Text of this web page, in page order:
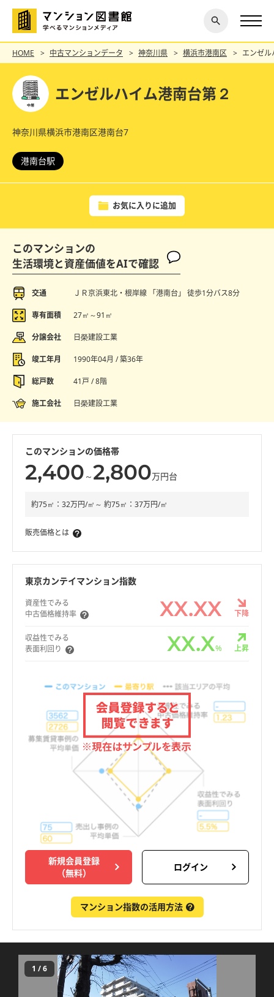
探す
閉じ
る
HOME 中古マンションデータ 神奈川県 横浜市港南区 エンゼ
エンゼルハイム港南台第２
神奈川県横浜市港南区港南台7
港南台駅
お気に入りに追加
このマンションの
生活環境と資産価値をAIで確認
交通 ＪＲ京浜東北・根岸線 「港南台」 徒歩1分バス8分
専有面積 27㎡～91㎡
分譲会社 日榮建設工業
竣工年月 1990年04月 / 築36年
総戸数 41戸 / 8階
施工会社 日榮建設工業
このマンションの価格帯
2,400 ～2,800万円台
約75㎡：32万円/㎡～ 約75㎡：37万円/㎡
販売価格とは
東京カンテイマンション指数
資産性でみる
中古価格維持率
XX.XX 下降
収益性でみる
表面利回り
XX.X% 上昇
新規会員登録
（無料）
ログイン
マンション指数の活用方法
1 /6